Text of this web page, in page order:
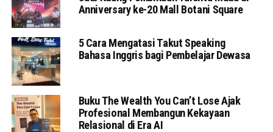
Anniversary ke-20 Mall Botani Square
5 Cara Mengatasi Takut Speaking
Bahasa Inggris bagi Pembelajar Dewasa
Buku The Wealth You Can’t Lose Ajak
Profesional Membangun Kekayaan
Relasional di Era AI